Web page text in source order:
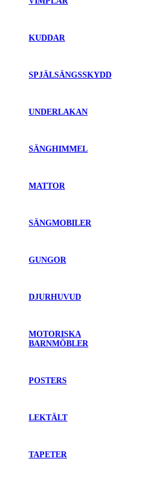
KUDDAR
SPJÄLSÄNGSSKYDD
UNDERLAKAN
SÄNGHIMMEL
MATTOR
SÄNGMOBILER
GUNGOR
DJURHUVUD
MOTORISKA
BARNMÖBLER
POSTERS
LEKTÄLT
TAPETER